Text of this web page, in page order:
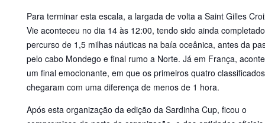
Para terminar esta escala, a largada de volta a Saint Gilles
Vie aconteceu no dia 14 às 12:00, tendo sido ainda
percurso de 1,5 milhas náuticas na baía oceânica, antes da
pelo cabo Mondego e final rumo a Norte. Já em França,
um final emocionante, em que os primeiros quatro classificados
chegaram com uma diferença de menos de 1 hora.
Após esta organização da edição da Sardinha Cup, ficou o